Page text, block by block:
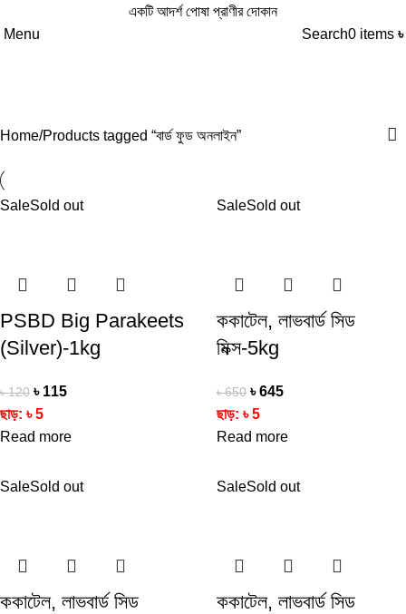
একটি আদর্শ পোষা প্রাণীর দোকান
Menu
Search0 items ৳
Home Products tagged “বার্ড ফুড অনলাইন”
SaleSold out
PSBD Big Parakeets
(Silver)-1kg
৳120 ৳ 115
ছাড়: ৳5
Read more
SaleSold out
ককাটেল, লাভবার্ড সিড
মিক্স-5kg
৳650 ৳645
ছাড়: ৳5
Read more
SaleSold out
ককাটেল, লাভবার্ড সিড
SaleSold out
ককাটেল, লাভবার্ড সিড